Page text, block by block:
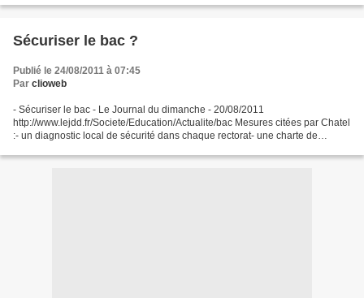
Sécuriser le bac ?
Publié le 24/08/2011 à 07:45
Par clioweb
- Sécuriser le bac - Le Journal du dimanche - 20/08/2011
http://www.lejdd.fr/Societe/Education/Actualite/bac Mesures citées par Chatel
:- un diagnostic local de sécurité dans chaque rectorat- une charte de